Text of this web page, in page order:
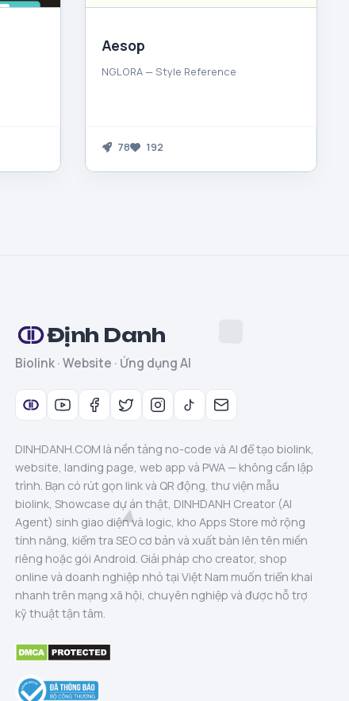
Aesop
NGLORA — Style Reference
78 192
Định Danh
Biolink · Website · Ứng dụng AI
DINHDANH.COM là nền tảng no-code và AI để tạo biolink,
website, landing page, web app và PWA — không cần lập
trình. Bạn có rút gọn link và QR động, thư viện mẫu
biolink, Showcase dự án thật, DINHDANH Creator (AI
Agent) sinh giao diện và logic, kho Apps Store mở rộng
tính năng, kiểm tra SEO cơ bản và xuất bản lên tên miền
riêng hoặc gói Android. Giải pháp cho creator, shop
online và doanh nghiệp nhỏ tại Việt Nam muốn triển khai
nhanh trên mạng xã hội, chuyên nghiệp và được hỗ trợ
kỹ thuật tận tâm.